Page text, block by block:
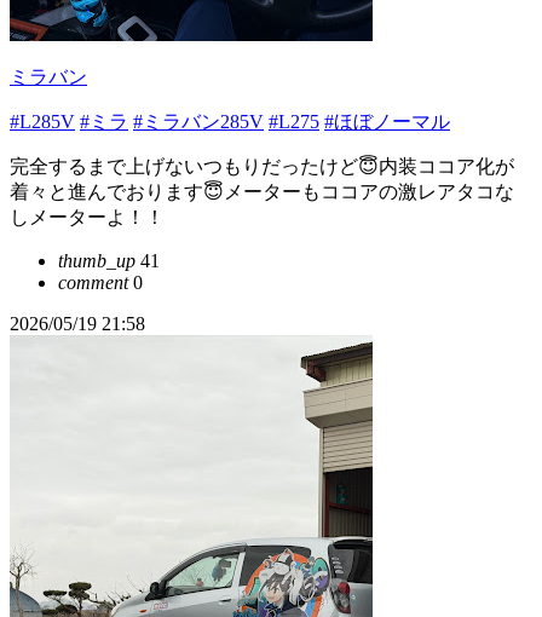
ミラバン
#L285V #ミラ #ミラバン285V #L275 #ほぼノーマル
完全するまで上げないつもりだったけど😇内装ココア化が
着々と進んでおります😇メーターもココアの激レアタコな
しメーターよ！！
thumb_up 41
comment0
2026/05/19 21:58